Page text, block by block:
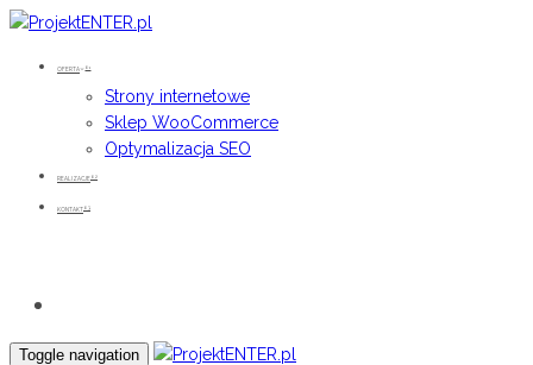
Skip
Skip
primary
content
OFERTA 01
Strony internetowe
Sklep WooCommerce
Optymalizacja SEO
REALIZACJE 02
KONTAKT 03
Toggle navigation